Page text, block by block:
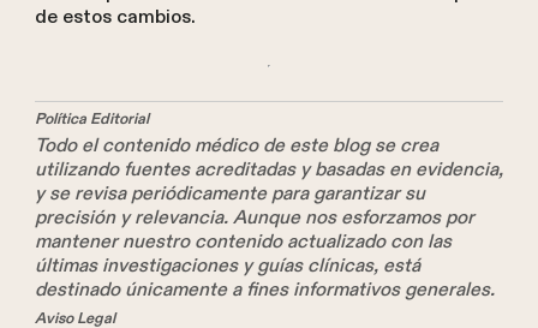
de estos cambios.
Política Editorial
Todo el contenido médico de este blog se crea
utilizando fuentes acreditadas y basadas en evidencia,
y se revisa periódicamente para garantizar su
precisión y relevancia. Aunque nos esforzamos por
mantener nuestro contenido actualizado con las
últimas investigaciones y guías clínicas, está
destinado únicamente a fines informativos generales.
Aviso Legal